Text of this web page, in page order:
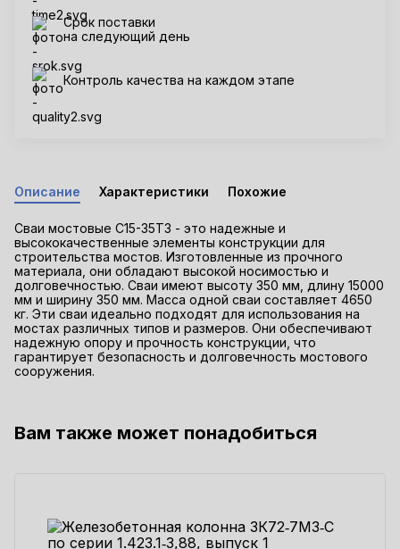
Срок поставки
на следующий день
Контроль качества на каждом этапе
Описание Характеристики Похожие
Сваи мостовые С15-35Т3 - это надежные и
высококачественные элементы конструкции для
строительства мостов. Изготовленные из прочного
материала, они обладают высокой носимостью и
долговечностью. Сваи имеют высоту 350 мм, длину 15000
мм и ширину 350 мм. Масса одной сваи составляет 4650
кг. Эти сваи идеально подходят для использования на
мостах различных типов и размеров. Они обеспечивают
надежную опору и прочность конструкции, что
гарантирует безопасность и долговечность мостового
сооружения.
Вам также может понадобиться